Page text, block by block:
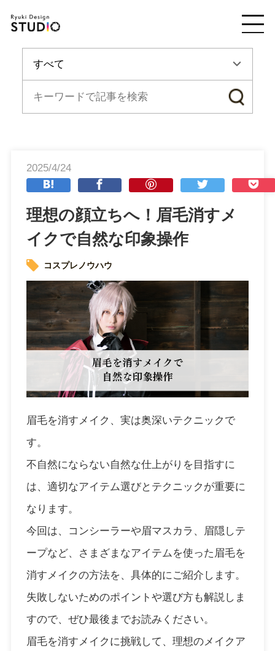
2025/4/24
理想の顔立ちへ！眉毛消すメ
イクで自然な印象操作
コスプレノウハウ
眉毛を消すメイク、実は奥深いテクニックで
す。
不自然にならない自然な仕上がりを目指すに
は、適切なアイテム選びとテクニックが重要に
なります。
今回は、コンシーラーや眉マスカラ、眉隠しテ
ープなど、さまざまなアイテムを使った眉毛を
消すメイクの方法を、具体的にご紹介します。
失敗しないためのポイントや選び方も解説しま
すので、ぜひ最後までお読みください。
眉毛を消すメイクに挑戦して、理想のメイクア